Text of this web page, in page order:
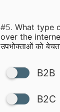
#5. What type
over the internet
उपभोक्ताओं को
B2B
B2C